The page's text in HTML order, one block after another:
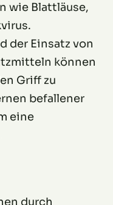
wie Blattläuse,
der Einsatz von
können
Griff zu
befallener
eine
durch